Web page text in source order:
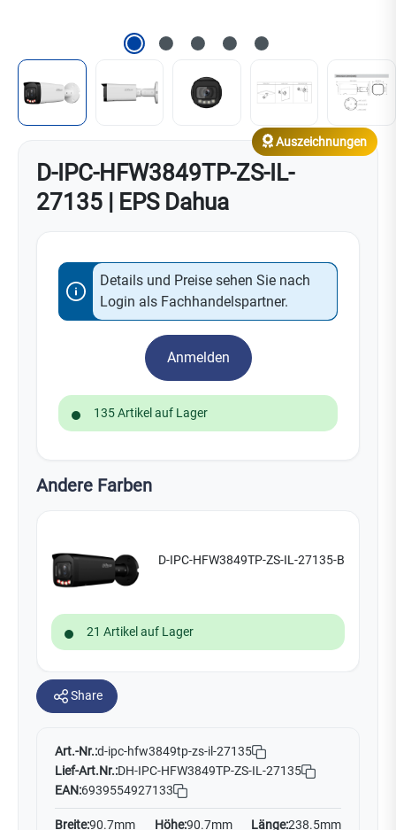
D-IPC-HFW3849TP-ZS-IL-
27135 | EPS Dahua
Auszeichnungen
Details und Preise sehen Sie nach
Login als Fachhandelspartner.
Anmelden
135 Artikel auf Lager
Andere Farben
D-IPC-HFW3849TP-ZS-IL-27135-B
21 Artikel auf Lager
Share
Art.-Nr.:d-ipc-hfw3849tp-zs-il-27135
Lief-Art.Nr.:DH-IPC-HFW3849TP-ZS-IL-27135
EAN:6939554927133
Breite:90.7mm Höhe:90.7mm Länge:238.5mm